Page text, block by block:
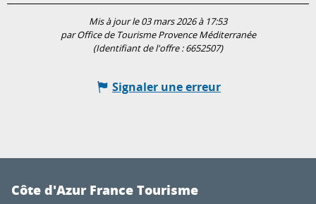
Mis à jour le 03 mars 2026 à 17:53
par Office de Tourisme Provence Méditerranée
(Identifiant de l'offre :6652507)
Signaler une erreur
Côte d'Azur France Tourisme